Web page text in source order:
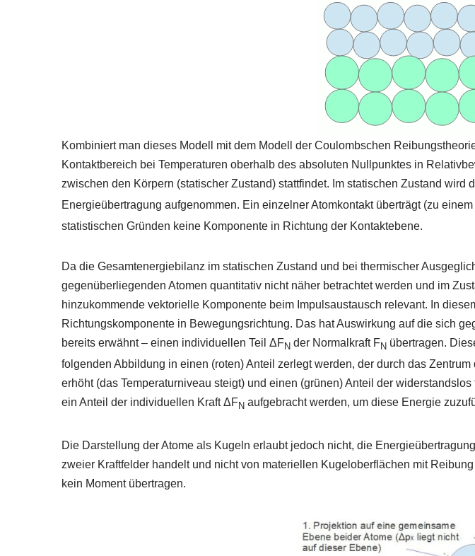
Kombiniert man dieses Modell mit dem Modell der Coulombschen
Kontaktbereich bei Temperaturen oberhalb des absoluten Nullpunktes in
zwischen den Körpern (statischer Zustand) stattfindet. Im statischen Zustand wird
Energieübertragung aufgenommen. Ein einzelner Atomkontakt überträgt (zu
statistischen Gründen keine Komponente in Richtung der Kontaktebene.
Da die Gesamtenergiebilanz im statischen Zustand und bei thermischer
gegenüberliegenden Atomen quantitativ nicht näher betrachtet werden und im
hinzukommende vektorielle Komponente beim Impulsaustausch relevant. In
Richtungskomponente in Bewegungsrichtung. Das hat Auswirkung auf die sich
bereits erwähnt – einen individuellen Teil ΔFN der Normalkraft FN übertragen.
folgenden Abbildung in einen (roten) Anteil zerlegt werden, der durch das
erhöht (das Temperaturniveau steigt) und einen (grünen) Anteil der
ein Anteil der individuellen Kraft ΔFN aufgebracht werden, um diese Energie
Die Darstellung der Atome als Kugeln erlaubt jedoch nicht, die
zweier Kraftfelder handelt und nicht von materiellen Kugeloberflächen mit
kein Moment übertragen.